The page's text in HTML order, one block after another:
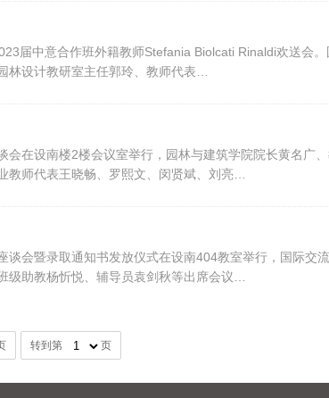
届中意合作班外籍教师Stefania Biolcati Rinaldi欢送会
林设计教研室主任郭玲、教师代表…
在设南楼2楼会议室举行，园林与建筑学院院长黄名广
教师代表王晓畅、罗熙文、闵贤斌、刘亮…
会暨录取通知书发放仪式在设南404教室举行，国际交
助教杨忻悦、辅导员袁剑秋等出席会议…
转到第 页